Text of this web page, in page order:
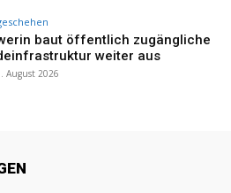
baut öffentlich zugängliche
weiter aus
August 2026